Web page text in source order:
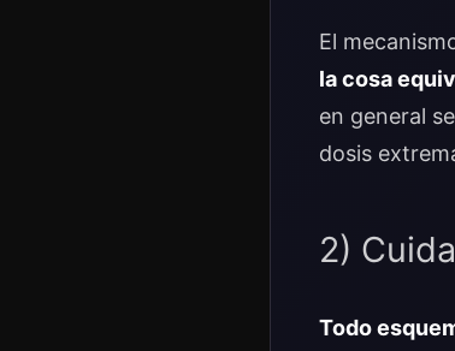
El
la cosa
en general
dosis
2)
Todo